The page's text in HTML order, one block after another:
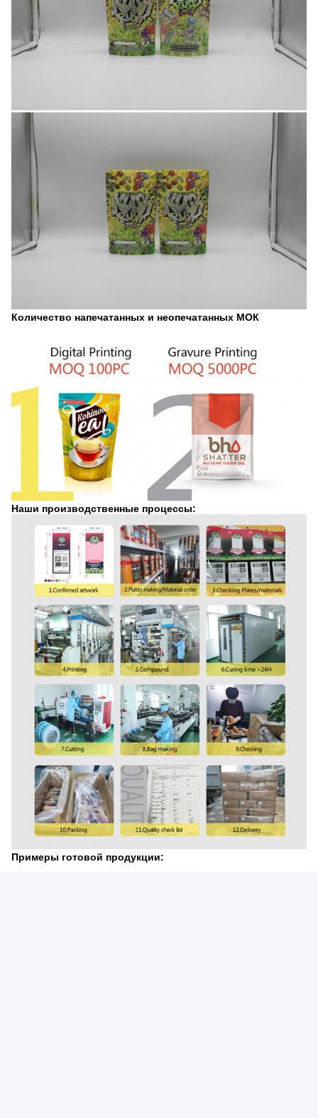
Количество напечатанных и неопечатанных МОК
Наши производственные процессы:
Примеры готовой продукции: